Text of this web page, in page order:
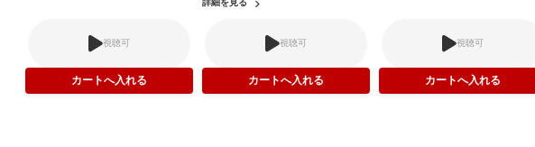
視聴可
詳細を見る
視聴可 視聴可